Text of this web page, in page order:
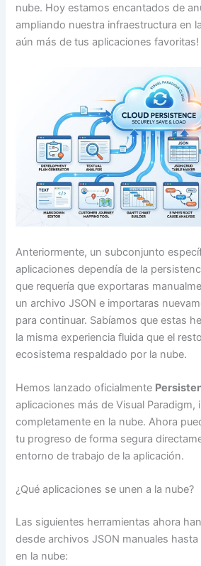
nube. Hoy estamos encantados de
ampliando nuestra infraestructura en
aún más de tus aplicaciones favoritas!
Anteriormente, un subconjunto
aplicaciones dependía de la
que requería que exportaras
un archivo JSON e importaras
para continuar. Sabíamos que estas
la misma experiencia fluida que el
ecosistema respaldado por la nube.
Hemos lanzado oficialmente
aplicaciones más de Visual Paradigm,
completamente en la nube. Ahora
tu progreso de forma segura
entorno de trabajo de la aplicación.
¿Qué aplicaciones se unen a la nube?
Las siguientes herramientas ahora
desde archivos JSON manuales
en la nube: